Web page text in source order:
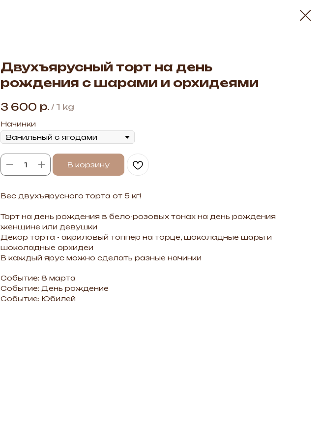
Двухъярусный торт на день
рождения с шарами и орхидеями
3 600 р. / 1 kg
Начинки
В корзину
Вес двухъярусного торта от 5 кг!
Торт на день рождения в бело-розовых тонах на день рождения
женщине или девушки
Декор торта - акриловый топпер на торце, шоколадные шары и
шоколадные орхидеи
В каждый ярус можно сделать разные начинки
Событие: 8 марта
Событие: День рождение
Событие: Юбилей